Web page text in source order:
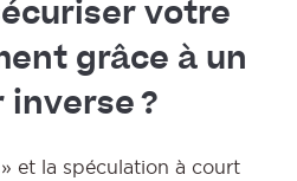
votre
grâce à un
inverse ?
et la spéculation à court